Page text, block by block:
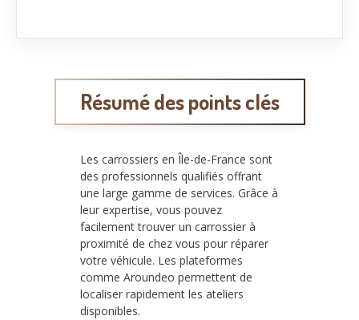
Résumé des points clés
Les carrossiers en Île-de-France sont
des professionnels qualifiés offrant
une large gamme de services. Grâce à
leur expertise, vous pouvez
facilement trouver un carrossier à
proximité de chez vous pour réparer
votre véhicule. Les plateformes
comme Aroundeo permettent de
localiser rapidement les ateliers
disponibles.